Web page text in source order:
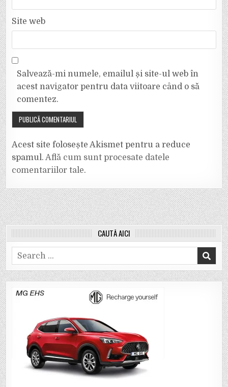
Site web
Salvează-mi numele, emailul și site-ul web în
acest navigator pentru data viitoare când o să
comentez.
Acest site folosește Akismet pentru a reduce
spamul.Află cum sunt procesate datele
comentariilor tale.
CAUTĂ AICI
Search
for: